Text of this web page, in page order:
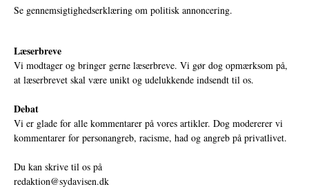
Se gennemsigtighedserklæring om politisk annoncering.
Læserbreve
Vi modtager og bringer gerne læserbreve. Vi gør dog opmærksom på,
at læserbrevet skal være unikt og udelukkende indsendt til os.
Debat
Vi er glade for alle kommentarer på vores artikler. Dog modererer vi
kommentarer for personangreb, racisme, had og angreb på privatlivet.
Du kan skrive til os på
redaktion@sydavisen.dk